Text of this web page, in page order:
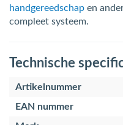
handgereedschap en
compleet systeem.
Technische
Artikelnummer
EAN nummer